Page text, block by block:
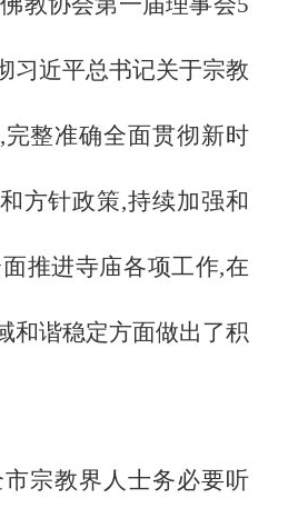
习近平总书记关于宗教
整准确全面贯彻新时
方针政策,持续加强和
推进寺庙各项工作,在
和谐稳定方面做出了积
宗教界人士务必要听